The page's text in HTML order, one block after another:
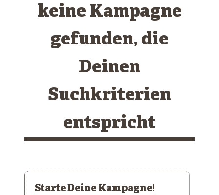
keine Kampagne
gefunden, die
Deinen
Suchkriterien
entspricht
Starte Deine Kampagne!